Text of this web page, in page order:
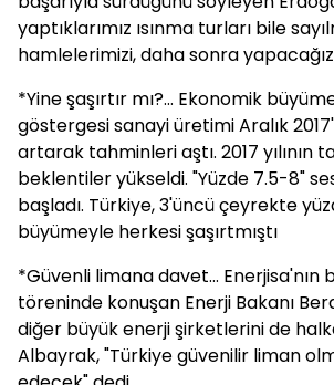
yaptıklarımız ısınma turları bile
hamlelerimizi, daha sonra
*Yine şaşırtır mı?... Ekonomik
göstergesi sanayi üretimi Aralık
artarak tahminleri aştı. 2017 yılının
beklentiler yükseldi. "Yüzde 7.5-8"
başladı. Türkiye, 3'üncü çeyrekte
büyümeyle herkesi şaşırtmıştı
*Güvenli limana davet... Enerjisa'nın
töreninde konuşan Enerji Bakanı
diğer büyük enerji şirketlerini de
Albayrak, "Türkiye güvenilir liman